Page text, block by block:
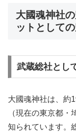
大國魂神社
ットとして
武蔵総社とし
大國魂神社は、約
（現在の東京都
知られています。